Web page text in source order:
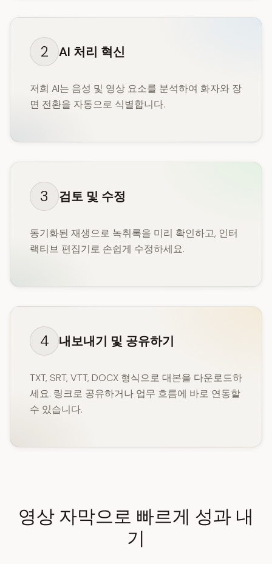
2 AI 처리 혁신
저희 AI는 음성 및 영상 요소를 분석하여 화자와 장
면 전환을 자동으로 식별합니다.
3 검토 및 수정
동기화된 재생으로 녹취록을 미리 확인하고, 인터
랙티브 편집기로 손쉽게 수정하세요.
4 내보내기 및 공유하기
TXT, SRT, VTT, DOCX 형식으로 대본을 다운로드하
세요. 링크로 공유하거나 업무 흐름에 바로 연동할
수 있습니다.
영상 자막으로 빠르게 성과 내
기